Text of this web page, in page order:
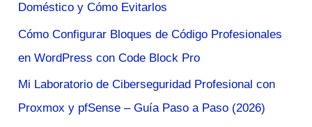
o
r
:
Doméstico y Cómo Evitarlos
Cómo Configurar Bloques de Código Profesionales
en WordPress con Code Block Pro
Mi Laboratorio de Ciberseguridad Profesional con
Proxmox y pfSense – Guía Paso a Paso (2026)